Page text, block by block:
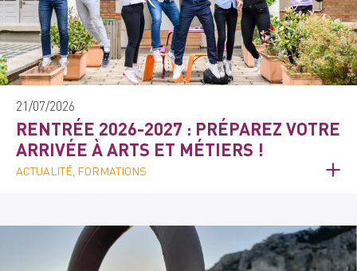
21/07/2026
RENTRÉE 2026-2027 : PRÉPAREZ VOTRE
ARRIVÉE À ARTS ET MÉTIERS !
ACTUALITÉ, FORMATIONS